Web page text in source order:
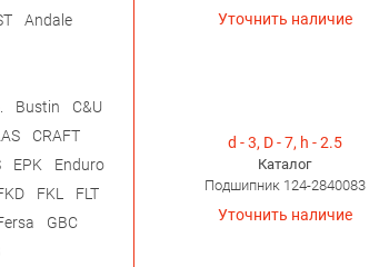
Уточнить наличие
d - 3, D - 7, h - 2.5
Каталог
Подшипник 124-2840083
Уточнить наличие
Andale
Bustin
C&U
CRAFT
EPK
Enduro
FKL
FLT
GBC